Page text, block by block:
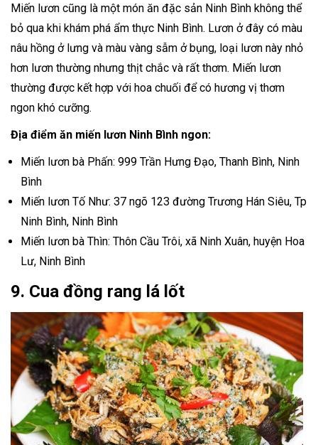
Miến lươn cũng là một món ăn đặc sản Ninh Bình không thể
bỏ qua khi khám phá ẩm thực Ninh Bình. Lươn ở đây có màu
nâu hồng ở lưng và màu vàng sẫm ở bụng, loại lươn này nhỏ
hơn lươn thường nhưng thịt chắc và rất thơm. Miến lươn
thường được kết hợp với hoa chuối để có hương vị thơm
ngon khó cưỡng.
Địa điểm ăn miến lươn Ninh Bình ngon:
Miến lươn bà Phấn: 999 Trần Hưng Đạo, Thanh Bình, Ninh
Bình
Miến lươn Tố Như: 37 ngõ 123 đường Trương Hán Siêu, Tp
Ninh Bình, Ninh Bình
Miến lươn bà Thìn: Thôn Cầu Trôi, xã Ninh Xuân, huyện Hoa
Lư, Ninh Bình
9. Cua đồng rang lá lốt